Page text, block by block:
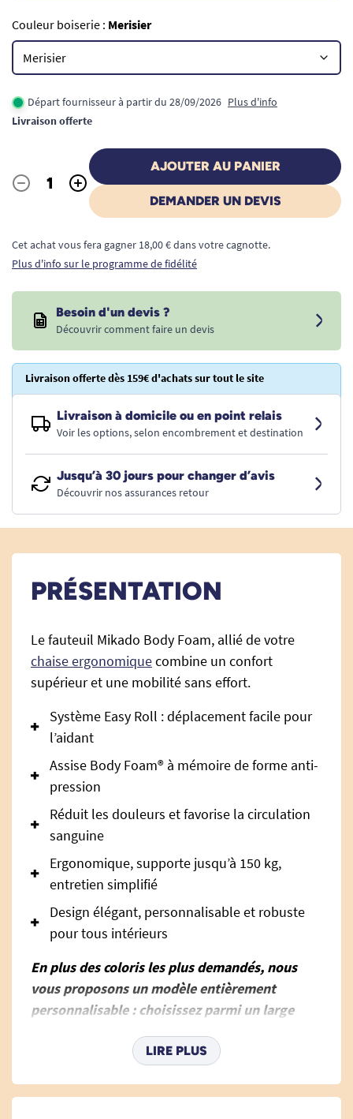
Couleur boiserie : Merisier
Départ fournisseur à partir du 28/09/2026 Plus d'info
Livraison offerte
Quantité
- +
AJOUTER AU PANIER
DEMANDER UN DEVIS
Cet achat vous fera gagner 18,00 € dans votre cagnotte.
Plus d'info sur le programme de fidélité
Besoin d'un devis ?
Découvrir comment faire un devis
Livraison offerte dès 159€ d'achats sur tout le site
Livraison à domicile ou en point relais
Voir les options, selon encombrement et destination
Jusqu’à 30 jours pour changer d’avis
Découvrir nos assurances retour
PRÉSENTATION
Le fauteuil Mikado Body Foam, allié de votre
chaise ergonomiquecombine un confort
supérieur et une mobilité sans effort.
Système Easy Roll : déplacement facile pour
l’aidant
Assise Body Foam® à mémoire de forme anti-
pression
Réduit les douleurs et favorise la circulation
sanguine
Ergonomique, supporte jusqu’à 150 kg,
entretien simplifié
Design élégant, personnalisable et robuste
pour tous intérieurs
En plus des coloris les plus demandés, nous
vous proposons un modèle entièrement
personnalisable : choisissez parmi un large
disponibles dans les PDF pour créer un fauteuil
LIRE PLUS